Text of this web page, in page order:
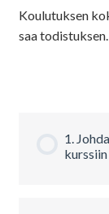
Koulutuksen
saa todistuksen.
1.
kurssiin